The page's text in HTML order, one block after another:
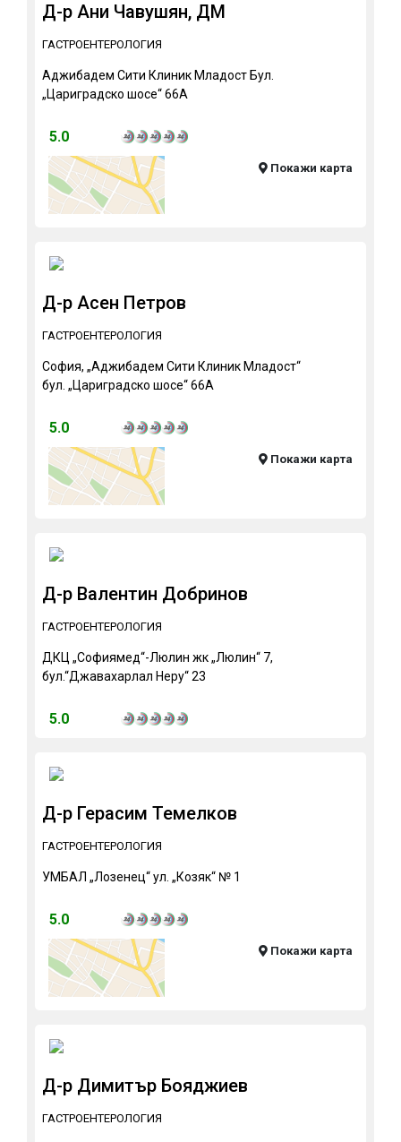
Д-р Ани Чавушян, ДМ
ГАСТРОЕНТЕРОЛОГИЯ
Аджибадем Сити Клиник Младост Бул.
„Цариградско шосе“ 66А
5.0
Покажи карта
Д-р Асен Петров
ГАСТРОЕНТЕРОЛОГИЯ
София, „Аджибадем Сити Клиник Младост“
бул. „Цариградско шосе“ 66А
5.0
Покажи карта
Д-р Валентин Добринов
ГАСТРОЕНТЕРОЛОГИЯ
ДКЦ „Софиямед“-Люлин жк „Люлин“ 7,
бул.“Джавахарлал Неру“ 23
5.0
Д-р Герасим Темелков
ГАСТРОЕНТЕРОЛОГИЯ
УМБАЛ „Лозенец“ ул. „Козяк“ № 1
5.0
Покажи карта
Д-р Димитър Бояджиев
ГАСТРОЕНТЕРОЛОГИЯ